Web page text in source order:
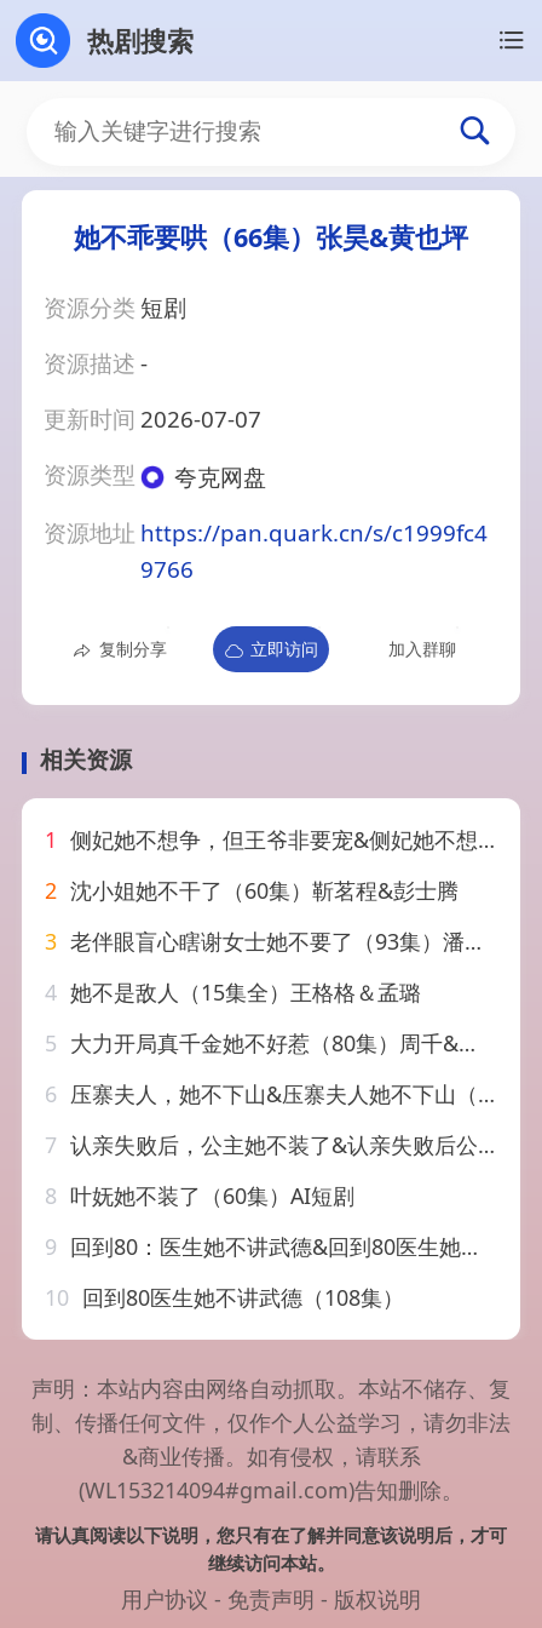
热剧搜索
她不乖要哄（66集）张昊&黄也坪
资源分类 短剧
资源描述-
更新时间 2026-07-07
资源类型
夸克网盘
资源地址 https://pan.quark.cn/s/c1999fc4
9766
复制分享 立即访问 加入群聊
相关资源
1 侧妃她不想争，但王爷非要宠&侧妃她不想争但王爷非要宠（87集）AI短剧
2 沈小姐她不干了（60集）靳茗程&彭士腾
3 老伴眼盲心瞎谢女士她不要了（93集）潘依祎
4 她不是敌人（15集全）王格格＆孟璐
5 大力开局真千金她不好惹（80集）周千&卢美汕
6 压寨夫人，她不下山&压寨夫人她不下山（43集）AI短剧
7 认亲失败后，公主她不装了&认亲失败后公主她不装了（60集）AI短剧
8 叶妩她不装了（60集）AI短剧
9 回到80：医生她不讲武德&回到80医生她不讲武德（108集）AI短剧
10 回到80医生她不讲武德（108集）
声明：本站内容由网络自动抓取。本站不储存、复
制、传播任何文件，仅作个人公益学习，请勿非法
&商业传播。如有侵权，请联系
(WL153214094#gmail.com)告知删除。
请认真阅读以下说明，您只有在了解并同意该说明后，才可
继续访问本站。
用户协议 - 免责声明 - 版权说明